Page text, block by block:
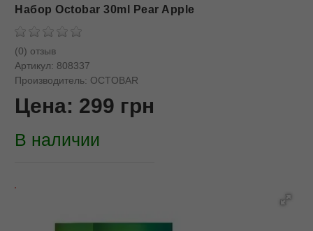
Набор Octobar 30ml Pear Apple
(0) отзыв
Артикул: 808337
Производитель: OCTOBAR
Цена: 299 грн
В наличии